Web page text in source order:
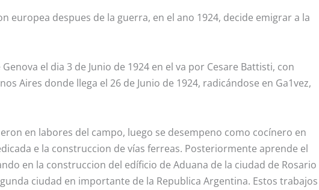
europea despues de la guerra, en el ano 1924, decide emigrar a la
el dia 3 de Junio de 1924 en el va por Cesare Battisti, con
Aires donde llega el 26 de Junio de 1924, radicándose en Ga1vez,
en labores del campo, luego se desempeno como cocínero en
e la construccion de vías ferreas. Posteriormente aprende el
en la construccion del edíficio de Aduana de la ciudad de Rosario
ciudad en importante de la Republica Argentina. Estos trabajos